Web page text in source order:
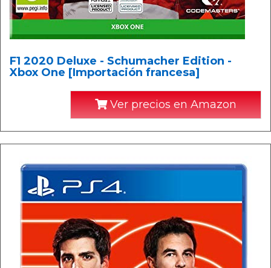
F1 2020 Deluxe - Schumacher Edition -
Xbox One [Importación francesa]
Ver precios en Amazon